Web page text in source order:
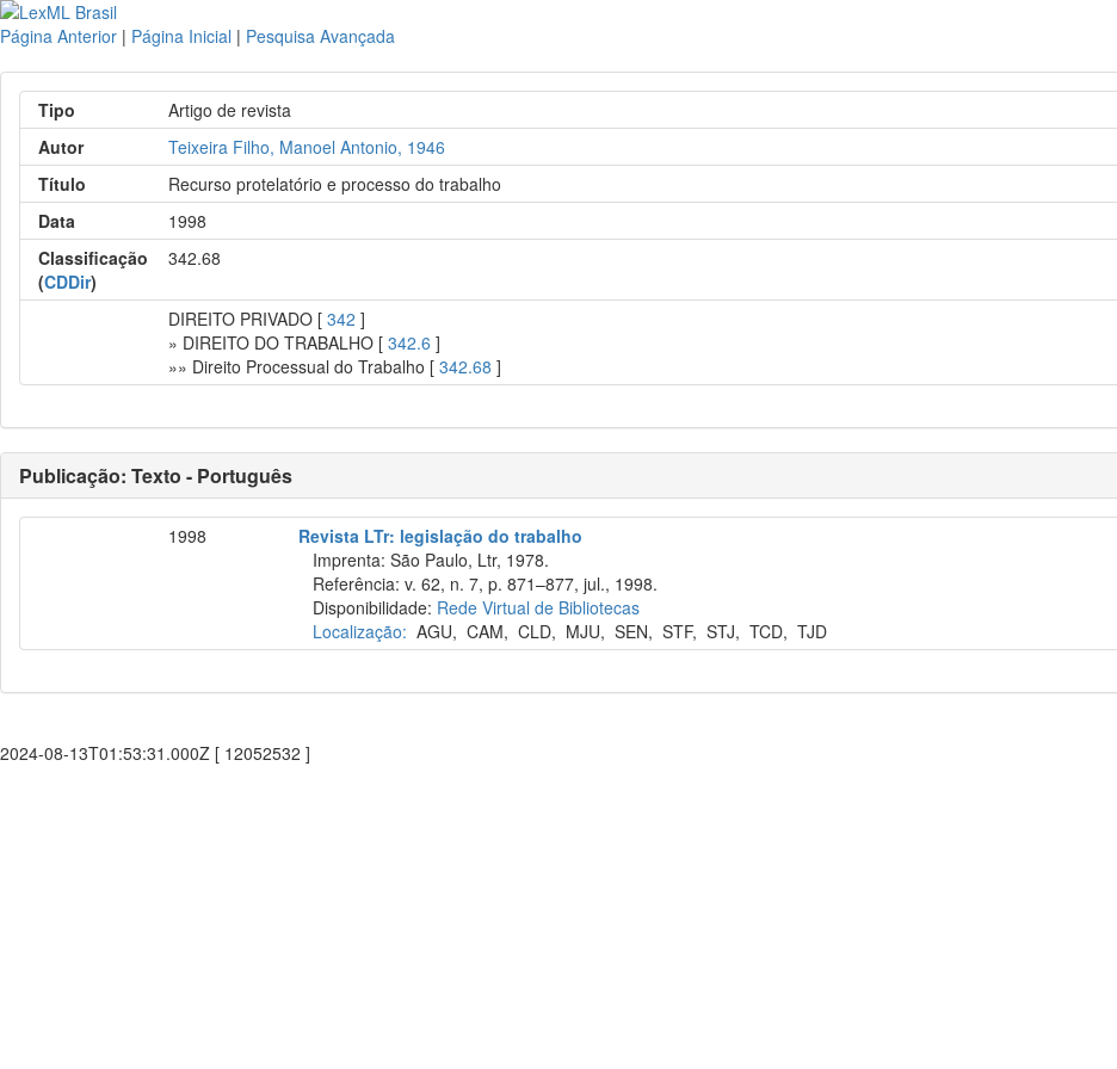
Página Anterior | Página Inicial | Pesquisa Avançada
Tipo
Artigo de revista
Autor
Teixeira Filho, Manoel Antonio, 1946
Título
Recurso protelatório e processo do trabalho
Data
1998
Classificação
(CDDir)
342.68
DIREITO PRIVADO [342 ]
» DIREITO DO TRABALHO [342.6 ]
»» Direito Processual do Trabalho [342.68 ]
Publicação: Texto - Português
1998
Revista LTr: legislação do trabalho
Imprenta: São Paulo, Ltr, 1978.
Referência: v. 62, n. 7, p. 871–877, jul., 1998.
Disponibilidade: Rede Virtual de Bibliotecas
Localização: AGU,CAM,CLD, MJU,SEN,STF,STJ,TCD,TJD
2024-08-13T01:53:31.000Z [ 12052532 ]